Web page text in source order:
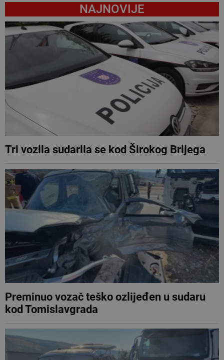
NAJNOVIJE
Tri vozila sudarila se kod Širokog Brijega
Preminuo vozač teško ozlijeđen u sudaru
kod Tomislavgrada